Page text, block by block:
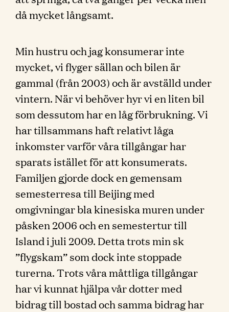
då mycket långsamt.
Min hustru och jag konsumerar inte
mycket, vi flyger sällan och bilen är
gammal (från 2003) och är avställd under
vintern. När vi behöver hyr vi en liten bil
som dessutom har en låg förbrukning. Vi
har tillsammans haft relativt låga
inkomster varför våra tillgångar har
sparats istället för att konsumerats.
Familjen gjorde dock en gemensam
semesterresa till Beijing med
omgivningar bla kinesiska muren under
påsken 2006 och en semestertur till
Island i juli 2009. Detta trots min sk
”flygskam” som dock inte stoppade
turerna. Trots våra måttliga tillgångar
har vi kunnat hjälpa vår dotter med
bidrag till bostad och samma bidrag har